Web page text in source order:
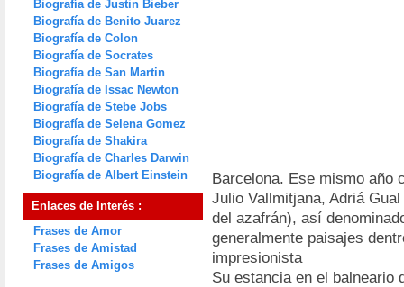
Biografía de Justin Bieber
Biografía de Benito Juarez
Biografía de Colon
Biografía de Socrates
Biografía de San Martin
Biografía de Issac Newton
Biografía de Stebe Jobs
Biografía de Selena Gomez
Biografía de Shakira
Biografía de Charles Darwin
Biografía de Albert Einstein
Enlaces de Interés :
Frases de Amor
Frases de Amistad
Frases de Amigos
Barcelona. Ese mismo año
Julio Vallmitjana, Adriá
del azafrán), así
generalmente paisajes
impresionista
Su estancia en el balneario